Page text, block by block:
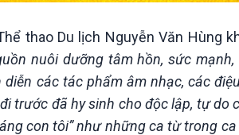
thao Du lịch Nguyễn Văn Hùng
nuôi dưỡng tâm hồn, sức
các tác phẩm âm nhạc, các
trước đã hy sinh cho độc lập, tự do
con tôi” như những ca từ trong ca